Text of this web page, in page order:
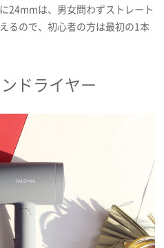
24mmは、男女問わずストレート
るので、初心者の方は最初の1本
ドライヤー